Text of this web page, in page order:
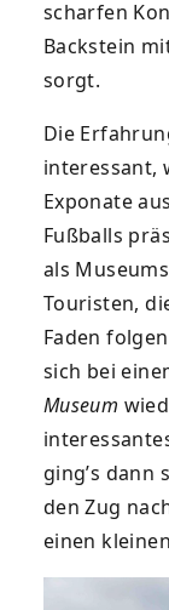
scharfen
Backstein
sorgt.
Die
interessant,
Exponate
Fußballs
als
Touristen,
Faden
sich bei
Museum
ging’s dann
den Zug
einen